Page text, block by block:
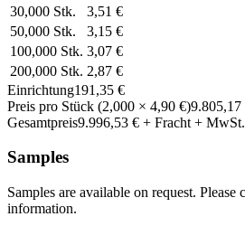
30,000 Stk.
3,51 €
50,000 Stk.
3,15 €
100,000 Stk. 3,07 €
200,000 Stk. 2,87 €
Einrichtung191,35 €
Preis pro Stück (2,000 × 4,90 €)9.805,17
Gesamtpreis9.996,53 € + Fracht + MwSt.
Samples
Samples are available on request. Please
information.